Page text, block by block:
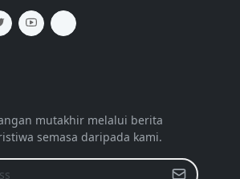
mutakhir melalui berita
semasa daripada kami.